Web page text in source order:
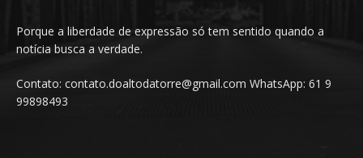
Porque a liberdade de expressão só tem sentido quando a
notícia busca a verdade.
Contato: contato.doaltodatorre@gmail.com WhatsApp: 61 9
99898493